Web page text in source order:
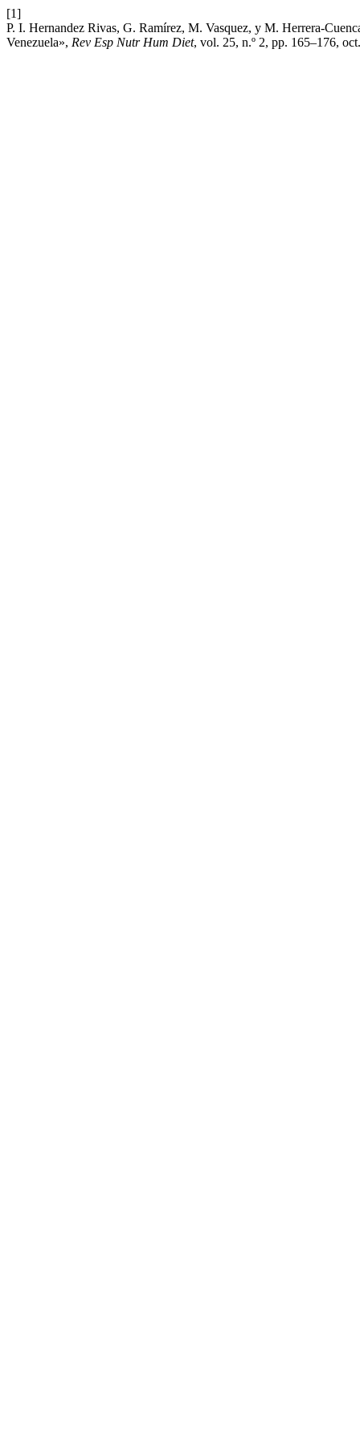
[1]
P. I. Hernandez Rivas, G. Ramírez, M. Vasquez, y M. Herrera-
Venezuela», Rev Esp Nutr Hum Diet, vol. 25, n.º 2, pp. 165–176,